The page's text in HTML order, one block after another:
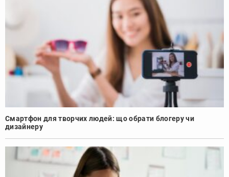
Смартфон для творчих людей: що обрати блогеру чи
дизайнеру